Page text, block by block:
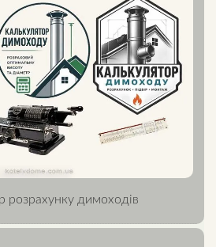
розрахунку димоходів